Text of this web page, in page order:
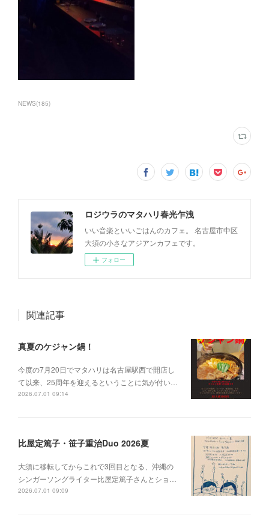
NEWS(185)
ロジウラのマタハリ春光乍洩
いい音楽といいごはんのカフェ。 名古屋市中区
大須の小さなアジアンカフェです。
フォロー
関連記事
真夏のケジャン鍋！
今度の7月20日でマタハリは名古屋駅西で開店し
て以来、25周年を迎えるということに気が付い…
2026.07.01 09:14
比屋定篤子・笹子重治Duo 2026夏
大須に移転してからこれで3回目となる、沖縄の
シンガーソングライター比屋定篤子さんとショ…
2026.07.01 09:09